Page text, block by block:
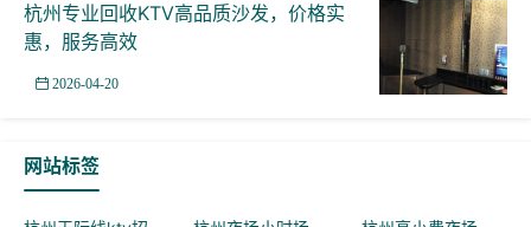
杭州专业回收KTV高品质沙发，价格实
惠，服务高效
2026-04-20
网站标签